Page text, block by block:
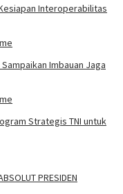
Interoperabilitas
Imbauan Jaga
Strategis TNI untuk
PRESIDEN